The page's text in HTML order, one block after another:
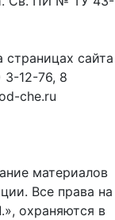
сайта
3-12-76, 8
che.ru
материалов
Все права на
охраняются в